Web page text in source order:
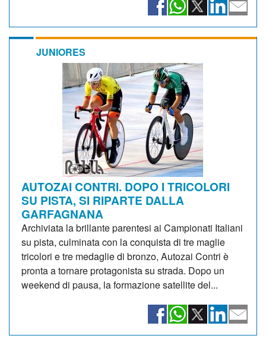
JUNIORES
AUTOZAI CONTRI. DOPO I TRICOLORI
SU PISTA, SI RIPARTE DALLA
GARFAGNANA
Archiviata la brillante parentesi ai Campionati Italiani
su pista, culminata con la conquista di tre maglie
tricolori e tre medaglie di bronzo, Autozai Contri è
pronta a tornare protagonista su strada. Dopo un
weekend di pausa, la formazione satellite del...